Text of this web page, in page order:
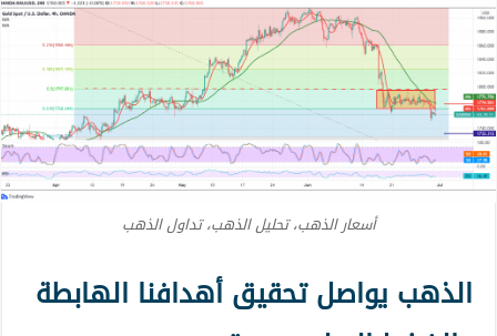
أسعار الذهب، تحليل الذهب، تداول الذهب
الذهب يواصل تحقيق أهدافنا الهابطة